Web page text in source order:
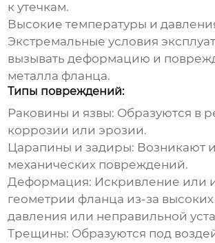
к утечкам.
Высокие температуры и
Экстремальные условия
вызывать деформацию и
металла фланца.
Типы повреждений:
Раковины и язвы: Образуются в
коррозии или эрозии.
Царапины и задиры: Возникают
механических повреждений.
Деформация: Искривление или
геометрии фланца из-за
давления или неправильной
Трещины: Образуются под